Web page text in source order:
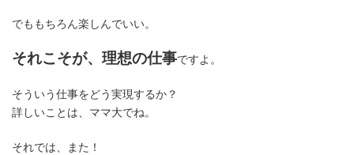
でももちろん楽しんでいい。
それこそが、理想の仕事ですよ。
そういう仕事をどう実現するか？
詳しいことは、ママ大でね。
それでは、また！